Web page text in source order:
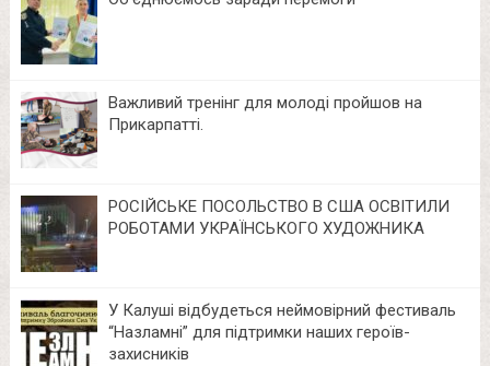
Важливий тренінг для молоді пройшов на
Прикарпатті.
РОСІЙСЬКЕ ПОСОЛЬСТВО В США ОСВІТИЛИ
РОБОТАМИ УКРАЇНСЬКОГО ХУДОЖНИКА
У Калуші відбудеться неймовірний фестиваль
“Назламні” для підтримки наших героїв-
захисників